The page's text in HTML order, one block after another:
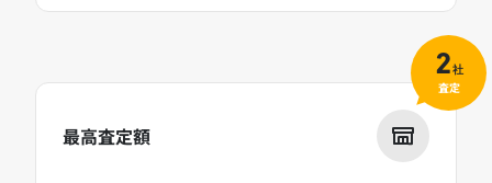
最高査定額
2社
査定